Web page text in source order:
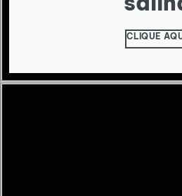
CLIQUE